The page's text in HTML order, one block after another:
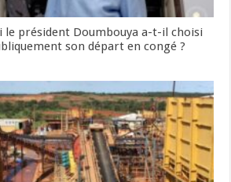
le président Doumbouya a-t-il choisi
son départ en congé ?